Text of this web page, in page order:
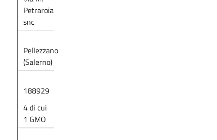
Petraroia
snc
Pellezzano
(Salerno)
188929
4 di cui
1 GMO